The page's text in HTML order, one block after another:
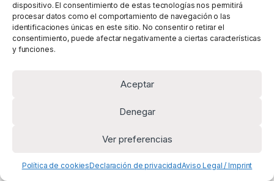
dispositivo. El consentimiento de estas tecnologías nos permitirá
procesar datos como el comportamiento de navegación o las
identificaciones únicas en este sitio. No consentir o retirar el
consentimiento, puede afectar negativamente a ciertas características
y funciones.
Aceptar
Denegar
Ver preferencias
Política de cookiesDeclaración de privacidadAviso Legal / Imprint
¿Cómo y cuándo es el
mejor momento para
antifouling: pasos, frecuencia y consejos